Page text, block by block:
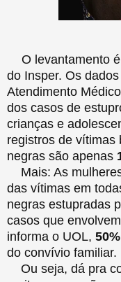
O levantamento
do Insper. Os
Atendimento
dos casos de
crianças e
registros de vítimas
negras são apenas
Mais: As
das vítimas em
negras estupradas
casos que
informa o UOL, 50%
do convívio familiar.
Ou seja, dá pra